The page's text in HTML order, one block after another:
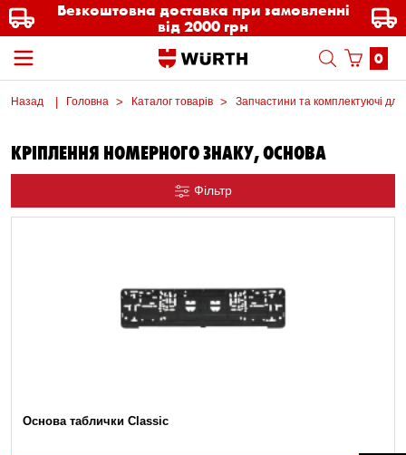
Безкоштовна доставка при замовленні
від 2000 грн
0
Назад Головна Каталог товарів Запчастини та комплектуючі для
КРІПЛЕННЯ НОМЕРНОГО ЗНАКУ, ОСНОВА
Фільтр
Основа таблички Classic